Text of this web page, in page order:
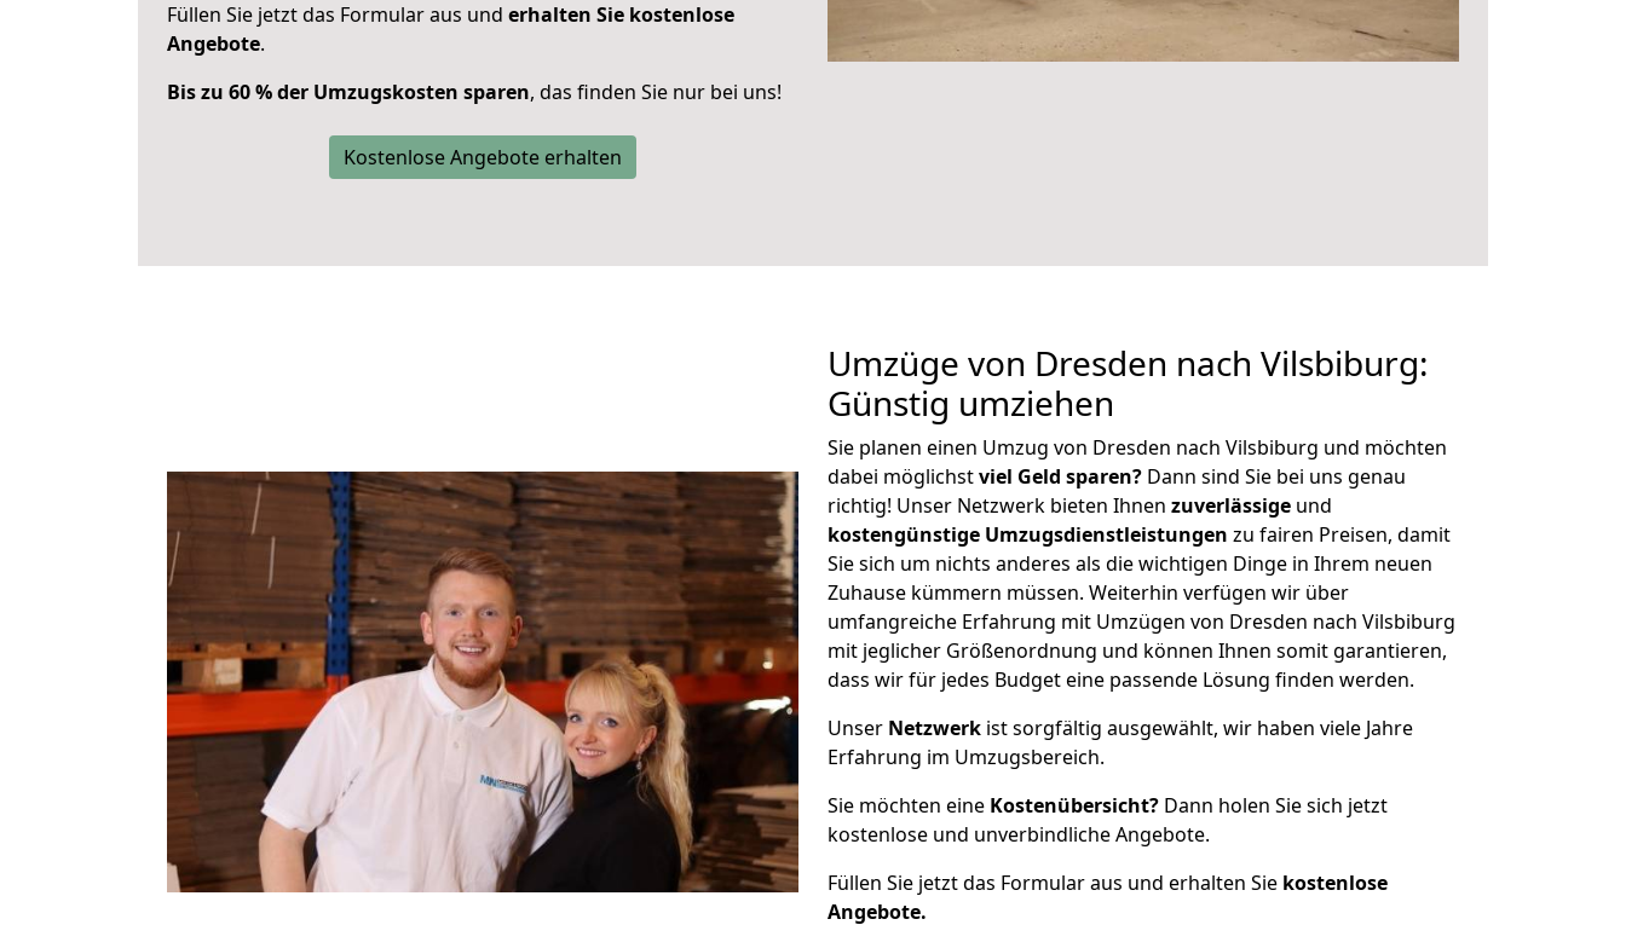
Füllen Sie jetzt das Formular aus und erhalten Sie kostenlose
Angebote.
Bis zu 60 % der Umzugskosten sparen, das finden Sie nur bei uns!
Kostenlose Angebote erhalten
Umzüge von Dresden nach Vilsbiburg:
Günstig umziehen
Sie planen einen Umzug von Dresden nach Vilsbiburg und möchten
dabei möglichstviel Geld sparen? Dann sind Sie bei uns genau
richtig! Unser Netzwerk bieten Ihnen zuverlässige und
kostengünstige Umzugsdienstleistungen zu fairen Preisen, damit
Sie sich um nichts anderes als die wichtigen Dinge in Ihrem neuen
Zuhause kümmern müssen. Weiterhin verfügen wir über
umfangreiche Erfahrung mit Umzügen von Dresden nach Vilsbiburg
mit jeglicher Größenordnung und können Ihnen somit garantieren,
dass wir für jedes Budget eine passende Lösung finden werden.
Unser Netzwerk ist sorgfältig ausgewählt, wir haben viele Jahre
Erfahrung im Umzugsbereich.
Sie möchten eine Kostenübersicht? Dann holen Sie sich jetzt
kostenlose und unverbindliche Angebote.
Füllen Sie jetzt das Formular aus und erhalten Sie kostenlose
Angebote.